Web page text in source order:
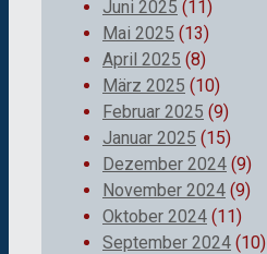
Juni 2025 (11)
Mai 2025 (13)
April 2025 (8)
März 2025 (10)
Februar 2025 (9)
Januar 2025 (15)
Dezember 2024 (9)
November 2024 (9)
Oktober 2024 (11)
September 2024 (10)